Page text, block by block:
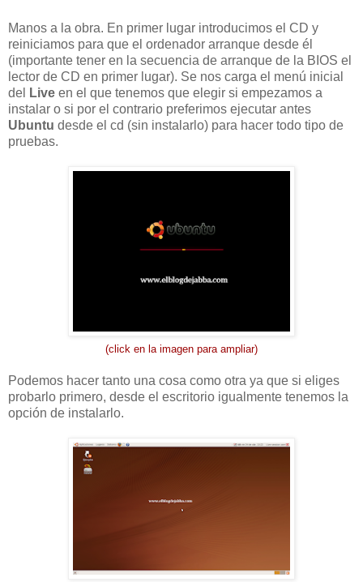
Manos a la obra. En primer lugar introducimos el CD y
reiniciamos para que el ordenador arranque desde él
(importante tener en la secuencia de arranque de la BIOS el
lector de CD en primer lugar). Se nos carga el menú inicial
del
Live en el que tenemos que elegir si empezamos a
instalar o si por el contrario preferimos ejecutar antes
Ubuntu desde el cd (sin instalarlo) para hacer todo tipo de
pruebas.
(click en la imagen para ampliar)
Podemos hacer tanto una cosa como otra ya que si eliges
probarlo primero, desde el escritorio igualmente tenemos la
opción de instalarlo.